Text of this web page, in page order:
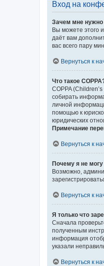
Вход на
Зачем мне нужно
Вы можете этого
даёт вам
вас всего пару
Вернуться к
Что такое
COPPA
собирать
личной
помощью к
юридических
Примечание
Вернуться к
Почему я не могу
Возможно,
Вернуться к
Я только что
Сначала
полученным
информация
указали
Вернуться к